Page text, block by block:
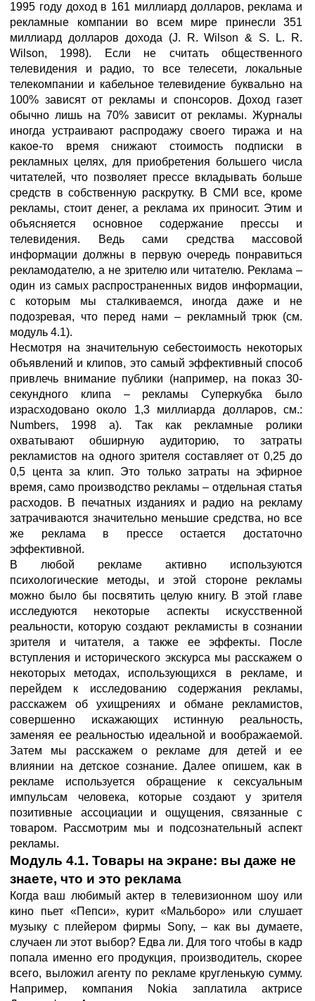
1995 году доход в 161 миллиард долларов, реклама и
рекламные компании во всем мире принесли 351
миллиард долларов дохода (J. R. Wilson & S. L. R.
Wilson, 1998). Если не считать общественного
телевидения и радио, то все телесети, локальные
телекомпании и кабельное телевидение буквально на
100% зависят от рекламы и спонсоров. Доход газет
обычно лишь на 70% зависит от рекламы. Журналы
иногда устраивают распродажу своего тиража и на
какое-то время снижают стоимость подписки в
рекламных целях, для приобретения большего числа
читателей, что позволяет прессе вкладывать больше
средств в собственную раскрутку. В СМИ все, кроме
рекламы, стоит денег, а реклама их приносит. Этим и
объясняется основное содержание прессы и
телевидения. Ведь сами средства массовой
информации должны в первую очередь понравиться
рекламодателю, а не зрителю или читателю. Реклама –
один из самых распространенных видов информации,
с которым мы сталкиваемся, иногда даже и не
подозревая, что перед нами – рекламный трюк (см.
модуль 4.1).
Несмотря на значительную себестоимость некоторых
объявлений и клипов, это самый эффективный способ
привлечь внимание публики (например, на показ 30-
секундного клипа – рекламы Суперкубка было
израсходовано около 1,3 миллиарда долларов, см.:
Numbers, 1998 а). Так как рекламные ролики
охватывают обширную аудиторию, то затраты
рекламистов на одного зрителя составляет от 0,25 до
0,5 цента за клип. Это только затраты на эфирное
время, само производство рекламы – отдельная статья
расходов. В печатных изданиях и радио на рекламу
затрачиваются значительно меньшие средства, но все
же реклама в прессе остается достаточно
эффективной.
В любой рекламе активно используются
психологические методы, и этой стороне рекламы
можно было бы посвятить целую книгу. В этой главе
исследуются некоторые аспекты искусственной
реальности, которую создают рекламисты в сознании
зрителя и читателя, а также ее эффекты. После
вступления и исторического экскурса мы расскажем о
некоторых методах, использующихся в рекламе, и
перейдем к исследованию содержания рекламы,
расскажем об ухищрениях и обмане рекламистов,
совершенно искажающих истинную реальность,
заменяя ее реальностью идеальной и воображаемой.
Затем мы расскажем о рекламе для детей и ее
влиянии на детское сознание. Далее опишем, как в
рекламе используется обращение к сексуальным
импульсам человека, которые создают у зрителя
позитивные ассоциации и ощущения, связанные с
товаром. Рассмотрим мы и подсознательный аспект
рекламы.
Модуль 4.1. Товары на экране: вы даже не
знаете, что и это реклама
Когда ваш любимый актер в телевизионном шоу или
кино пьет «Пепси», курит «Мальборо» или слушает
музыку с плейером фирмы Sony, – как вы думаете,
случаен ли этот выбор? Едва ли. Для того чтобы в кадр
попала именно его продукция, производитель, скорее
всего, выложил агенту по рекламе кругленькую сумму.
Например, компания Nokia заплатила актрисе